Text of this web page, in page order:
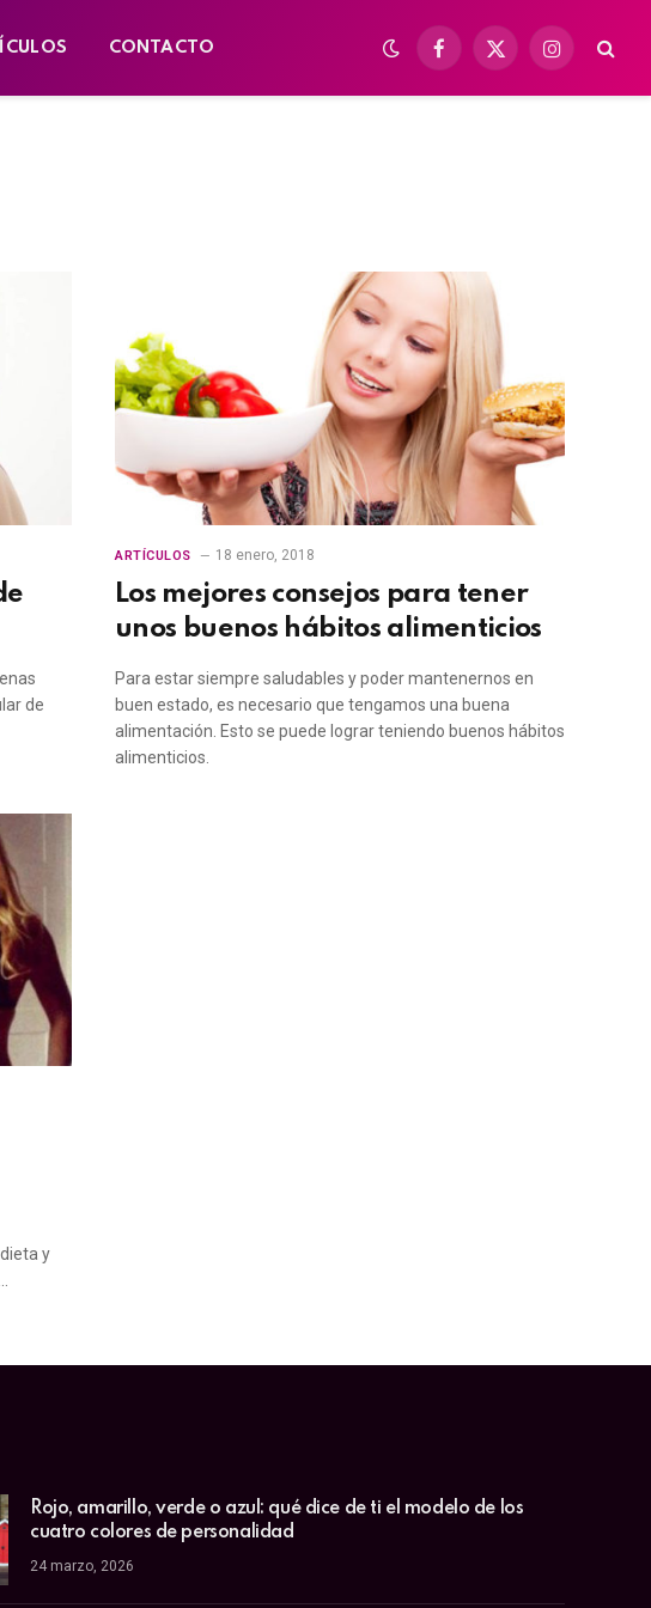
CONTACTO
Facebook
X
Instagram
de
ARTÍCULOS 18 enero, 2018
Los mejores consejos para tener
unos buenos hábitos alimenticios
Para estar siempre saludables y poder mantenernos en
buen estado, es necesario que tengamos una buena
alimentación. Esto se puede lograr teniendo buenos hábitos
alimenticios.
y
Rojo, amarillo, verde o azul: qué dice de ti el modelo de los
cuatro colores de personalidad
24 marzo, 2026